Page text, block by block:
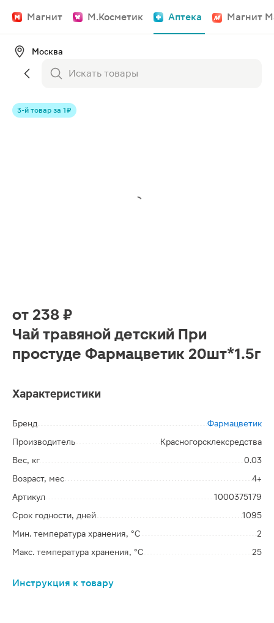
Магнит М.Косметик Аптека Магнит
Москва
3-й товар за 1 ₽
от 238 ₽
Чай травяной детский При
простуде Фармацветик 20шт*1.5г
Характеристики
Бренд
Фармацветик
Производитель
Красногорсклексредства
Вес, кг
0.03
Возраст, мес
4+
Артикул
1000375179
Срок годности, дней
1095
Мин. температура хранения, °C
2
Макс. температура хранения, °C
25
Инструкция к товару